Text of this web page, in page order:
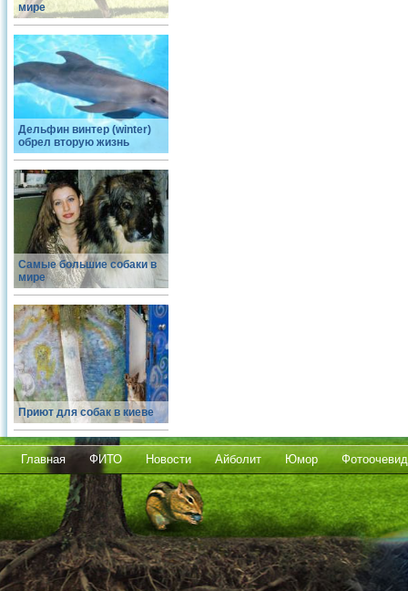
мире
Дельфин винтер (winter)
обрел вторую жизнь
Самые большие собаки в
мире
Приют для собак в киеве
Главная ФИТО Новости Айболит Юмор